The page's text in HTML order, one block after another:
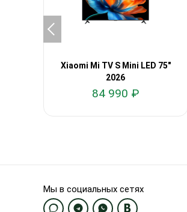
Xiaomi Mi TV S Mini LED 75"
2026
84 990 ₽
Мы в социальных сетях